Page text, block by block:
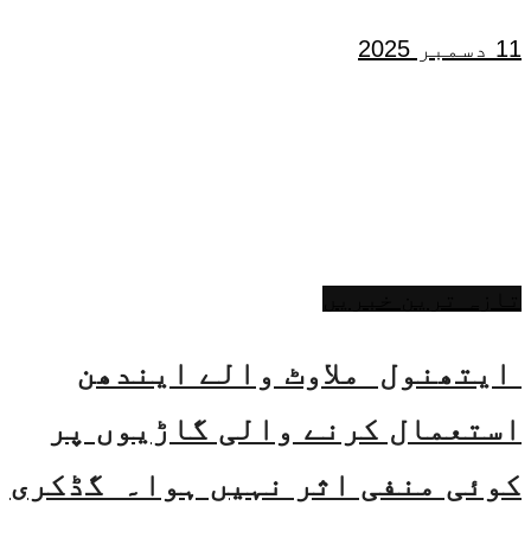
11 دسمبر 2025
ایتھنول ملاوٹ والے ایندھن
استعمال کرنے والی گاڑیوں پر
کوئی منفی اثر نہیں ہوا۔ گڈکری